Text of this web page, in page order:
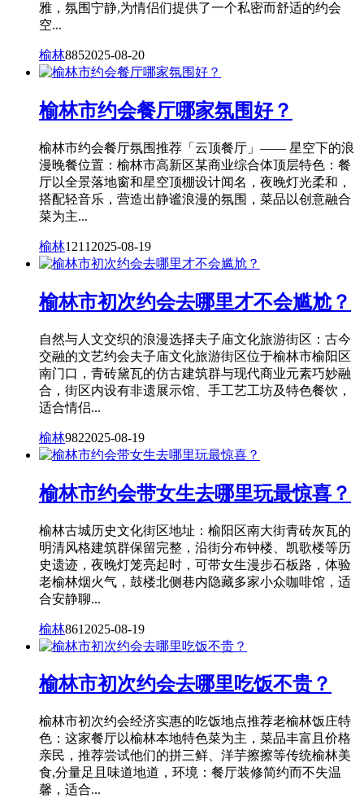
雅，氛围宁静,为情侣们提供了一个私密而舒适的约会
空...
榆林8852025-08-20
榆林市约会餐厅哪家氛围好？
榆林市约会餐厅氛围推荐「云顶餐厅」—— 星空下的浪
漫晚餐位置：榆林市高新区某商业综合体顶层特色：餐
厅以全景落地窗和星空顶棚设计闻名，夜晚灯光柔和，
搭配轻音乐，营造出静谧浪漫的氛围，菜品以创意融合
菜为主...
榆林1211 2025-08-19
榆林市初次约会去哪里才不会尴尬？
自然与人文交织的浪漫选择夫子庙文化旅游街区：古今
交融的文艺约会夫子庙文化旅游街区位于榆林市榆阳区
南门口，青砖黛瓦的仿古建筑群与现代商业元素巧妙融
合，街区内设有非遗展示馆、手工艺工坊及特色餐饮，
适合情侣...
榆林9822025-08-19
榆林市约会带女生去哪里玩最惊喜？
榆林古城历史文化街区地址：榆阳区南大街青砖灰瓦的
明清风格建筑群保留完整，沿街分布钟楼、凯歌楼等历
史遗迹，夜晚灯笼亮起时，可带女生漫步石板路，体验
老榆林烟火气，鼓楼北侧巷内隐藏多家小众咖啡馆，适
合安静聊...
榆林861 2025-08-19
榆林市初次约会去哪里吃饭不贵？
榆林市初次约会经济实惠的吃饭地点推荐老榆林饭庄特
色：这家餐厅以榆林本地特色菜为主，菜品丰富且价格
亲民，推荐尝试他们的拼三鲜、洋芋擦擦等传统榆林美
食,分量足且味道地道，环境：餐厅装修简约而不失温
馨，适合...